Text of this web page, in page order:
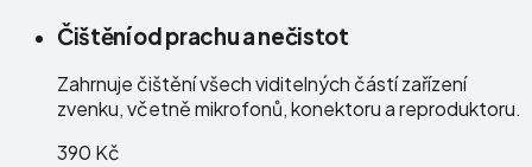
Čištění od prachu a nečistot
Zahrnuje čištění všech viditelných částí zařízení
zvenku, včetně mikrofonů, konektoru a reproduktoru.
390 Kč